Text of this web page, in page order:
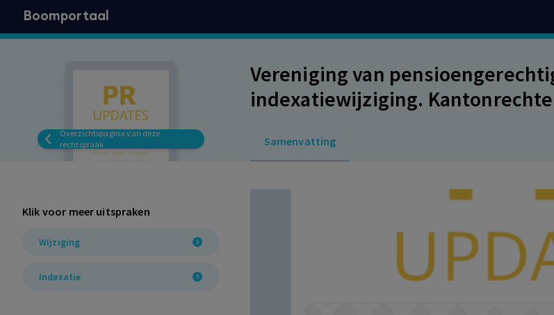
Boomportaal
Overzichtspagina van deze
rechtspraak
Vereniging van
indexatiewijziging.
artikel 22 PW. De OR heeft
Samenvatting
Klik voor meer uitspraken
Wijziging
Indexatie